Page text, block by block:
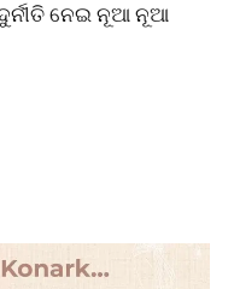
ନେଇ ନୂଆ ନୂଆ